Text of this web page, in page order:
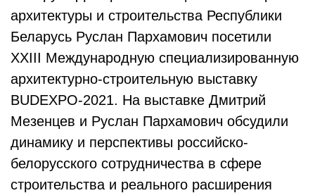
архитектуры и строительства Республики
Беларусь Руслан Пархамович посетили
XXIII Международную специализированную
архитектурно-строительную выставку
BUDEXPO-2021. На выставке Дмитрий
Мезенцев и Руслан Пархамович обсудили
динамику и перспективы российско-
белорусского сотрудничества в сфере
строительства и реального расширения